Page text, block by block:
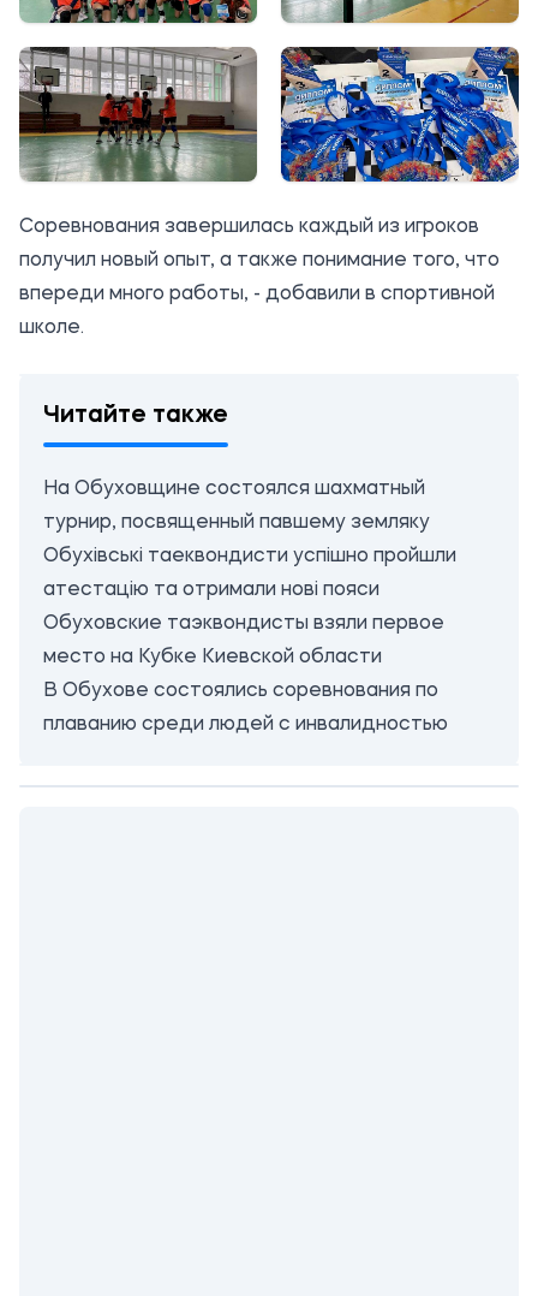
Соревнования завершилась каждый из игроков
получил новый опыт, а также понимание того, что
впереди много работы, - добавили в спортивной
школе.
Читайте также
На Обуховщине состоялся шахматный
турнир, посвященный павшему земляку
Обухівські таеквондисти успішно пройшли
атестацію та отримали нові пояси
Обуховские таэквондисты взяли первое
место на Кубке Киевской области
В Обухове состоялись соревнования по
плаванию среди людей с инвалидностью